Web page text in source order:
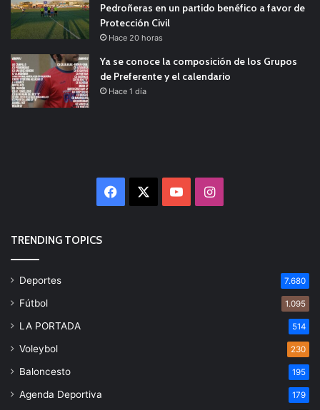
Pedroñeras en un partido benéfico a favor de
Protección Civil
Hace 20 horas
Ya se conoce la composición de los Grupos
de Preferente y el calendario
Hace 1 día
Facebook YouTubeInstagram
TRENDING TOPICS
Deportes 7.680
Fútbol 1.095
LA PORTADA 514
Voleybol 230
Baloncesto 195
Agenda Deportiva 179